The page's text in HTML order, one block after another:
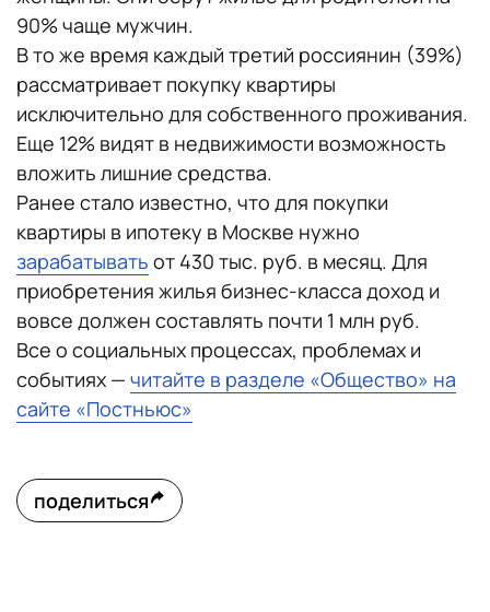
90% чаще мужчин.
В то же время каждый третий россиянин (39%)
рассматривает покупку квартиры
исключительно для собственного проживания.
Еще 12% видят в недвижимости возможность
вложить лишние средства.
Ранее стало известно, что для покупки
квартиры в ипотеку в Москве нужно
зарабатывать от 430 тыс. руб. в месяц. Для
приобретения жилья бизнес-класса доход и
вовсе должен составлять почти 1 млн руб.
Все о социальных процессах, проблемах и
событиях — читайте в разделе «Общество» на
сайте «Постньюс»
поделиться